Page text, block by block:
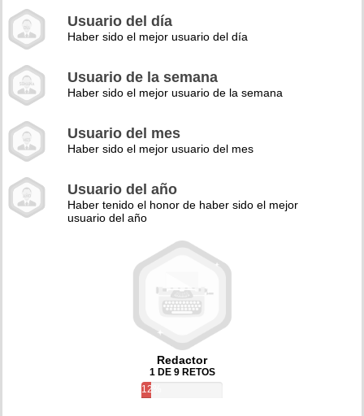
Usuario del día
Haber sido el mejor usuario del día
Usuario de la semana
Haber sido el mejor usuario de la semana
Usuario del mes
Haber sido el mejor usuario del mes
Usuario del año
Haber tenido el honor de haber sido el mejor
usuario del año
Redactor
1 DE 9 RETOS
12%